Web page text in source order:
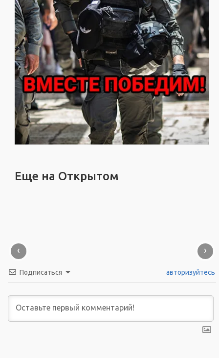
Еще на Открытом
‹ ›
Подписаться авторизуйтесь